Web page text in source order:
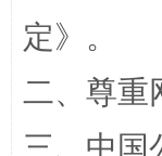
定》。
二、尊重
三、中国